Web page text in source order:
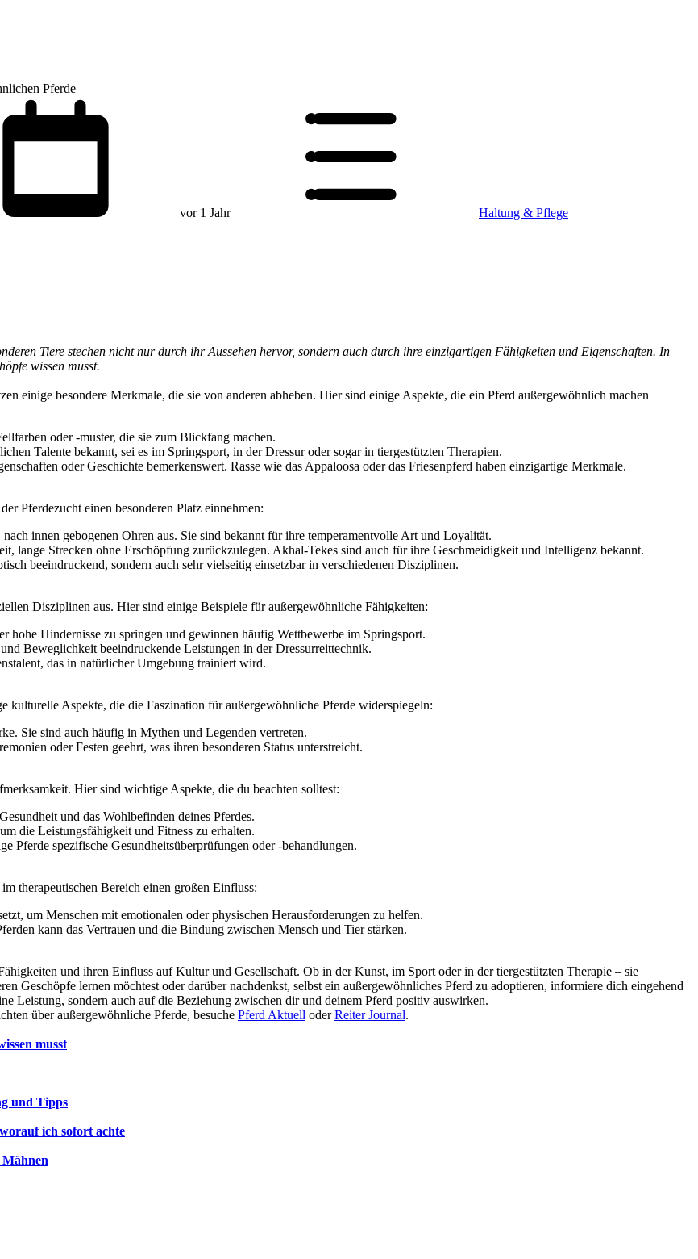
Pferde
vor 1 Jahr Haltung & Pflege
Tiere stechen nicht nur durch ihr Aussehen hervor, sondern auch durch ihre einzigartigen Fähigkeiten und Eigenschaften. In
wissen musst.
einige besondere Merkmale, die sie von anderen abheben. Hier sind einige Aspekte, die ein Pferd außergewöhnlich machen
oder -muster, die sie zum Blickfang machen.
Talente bekannt, sei es im Springsport, in der Dressur oder sogar in tiergestützten Therapien.
oder Geschichte bemerkenswert. Rasse wie das Appaloosa oder das Friesenpferd haben einzigartige Merkmale.
Pferdezucht einen besonderen Platz einnehmen:
innen gebogenen Ohren aus. Sie sind bekannt für ihre temperamentvolle Art und Loyalität.
lange Strecken ohne Erschöpfung zurückzulegen. Akhal-Tekes sind auch für ihre Geschmeidigkeit und Intelligenz bekannt.
beeindruckend, sondern auch sehr vielseitig einsetzbar in verschiedenen Disziplinen.
Disziplinen aus. Hier sind einige Beispiele für außergewöhnliche Fähigkeiten:
hohe Hindernisse zu springen und gewinnen häufig Wettbewerbe im Springsport.
Beweglichkeit beeindruckende Leistungen in der Dressurreittechnik.
das in natürlicher Umgebung trainiert wird.
kulturelle Aspekte, die die Faszination für außergewöhnliche Pferde widerspiegeln:
Sie sind auch häufig in Mythen und Legenden vertreten.
oder Festen geehrt, was ihren besonderen Status unterstreicht.
Hier sind wichtige Aspekte, die du beachten solltest:
und das Wohlbefinden deines Pferdes.
die Leistungsfähigkeit und Fitness zu erhalten.
Pferde spezifische Gesundheitsüberprüfungen oder -behandlungen.
therapeutischen Bereich einen großen Einfluss:
um Menschen mit emotionalen oder physischen Herausforderungen zu helfen.
kann das Vertrauen und die Bindung zwischen Mensch und Tier stärken.
und ihren Einfluss auf Kultur und Gesellschaft. Ob in der Kunst, im Sport oder in der tiergestützten Therapie – sie
Geschöpfe lernen möchtest oder darüber nachdenkst, selbst ein außergewöhnliches Pferd zu adoptieren, informiere dich eingehend
Leistung, sondern auch auf die Beziehung zwischen dir und deinem Pferd positiv auswirken.
über außergewöhnliche Pferde, besuche Pferd Aktuell oderReiter Journal.
musst
und Tipps
ich sofort achte
Mähnen